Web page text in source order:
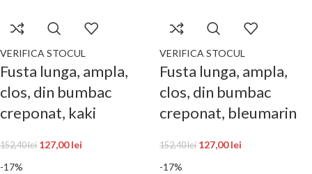
VERIFICA STOCUL
Fusta lunga, ampla,
clos, din bumbac
creponat, kaki
152,40lei 127,00lei
VERIFICA STOCUL
Fusta lunga, ampla,
clos, din bumbac
creponat, bleumarin
152,40lei 127,00lei
-17% -17%